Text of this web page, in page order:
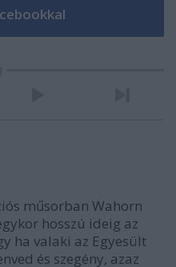
műsorban Wahorn
hosszú ideig az
ha valaki az Egyesült
és szegény, azaz